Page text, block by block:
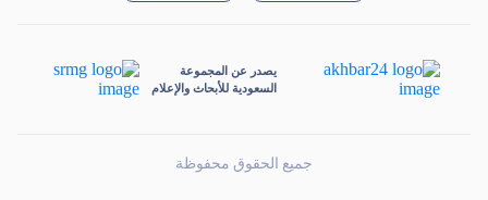
يصدر عن المجموعة
السعودية للأبحاث والإعلام
جميع الحقوق محفوظة